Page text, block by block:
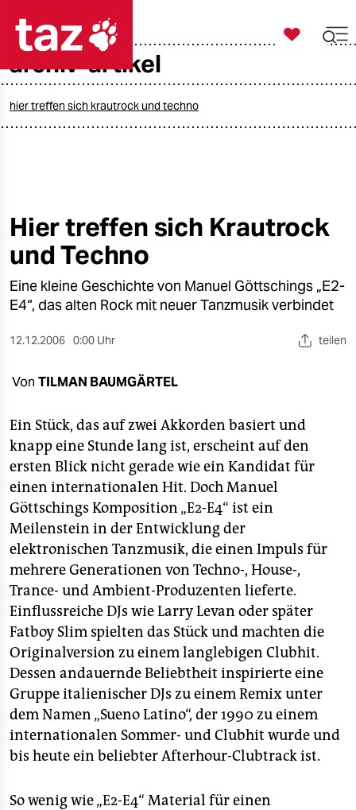
taz zahl ich
öko
gesellschaft
kultur
nord
wahrheit
verlag
verlag
veranstaltungen
shop
fragen & hilfe
unterstützen
abo
genossenschaft
epaper login

taz zahl ich
archiv-artikel
hier treffen sich krautrock und techno
Hier treffen sich Krautrock
und Techno
Eine kleine Geschichte von Manuel Göttschings „E2-
E4“, das alten Rock mit neuer Tanzmusik verbindet
12.12.2006 0:00 Uhr teilen
Von TILMAN BAUMGÄRTEL
Ein Stück, das auf zwei Akkorden basiert und
knapp eine Stunde lang ist, erscheint auf den
ersten Blick nicht gerade wie ein Kandidat für
einen internationalen Hit. Doch Manuel
Göttschings Komposition „E2-E4“ ist ein
Meilenstein in der Entwicklung der
elektronischen Tanzmusik, die einen Impuls für
mehrere Generationen von Techno-, House-,
Trance- und Ambient-Produzenten lieferte.
Einflussreiche DJs wie Larry Levan oder später
Fatboy Slim spielten das Stück und machten die
Originalversion zu einem langlebigen Clubhit.
Dessen andauernde Beliebtheit inspirierte eine
Gruppe italienischer DJs zu einem Remix unter
dem Namen „Sueno Latino“, der 1990 zu einem
internationalen Sommer- und Clubhit wurde und
bis heute ein beliebter Afterhour-Clubtrack ist.
So wenig wie „E2-E4“ Material für einen